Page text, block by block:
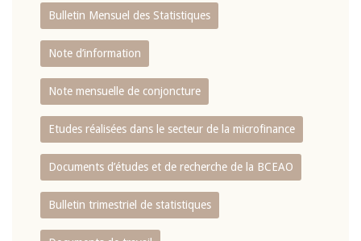
Bulletin Mensuel des Statistiques
Note d’information
Note mensuelle de conjoncture
Etudes réalisées dans le secteur de la microfinance
Documents d’études et de recherche de la BCEAO
Bulletin trimestriel de statistiques